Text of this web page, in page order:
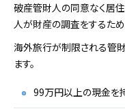
破産管財人の同意なく居
人が財産の調査をするため
海外旅行が制限される管
ます。
99万円以上の現金を